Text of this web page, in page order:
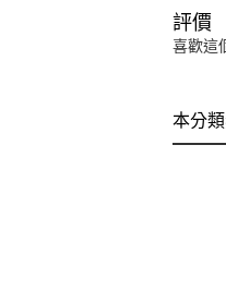
評價
喜歡這
本分